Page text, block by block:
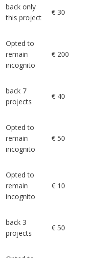
back only
this project
€ 30
Opted to
remain
incognito
€ 200
back 7
projects
€ 40
Opted to
remain
incognito
€ 50
Opted to
remain
incognito
€ 10
back 3
projects
€ 50